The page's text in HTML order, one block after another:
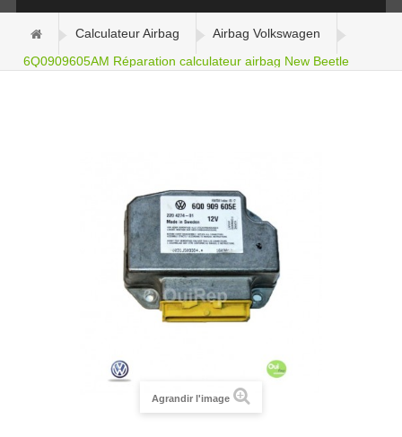
Calculateur Airbag
Airbag Volkswagen
6Q0909605AM Réparation calculateur airbag New Beetle
Agrandir l'image